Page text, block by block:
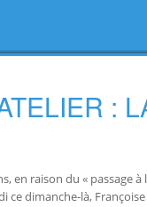
:
raison du « passage à
ce dimanche-là,